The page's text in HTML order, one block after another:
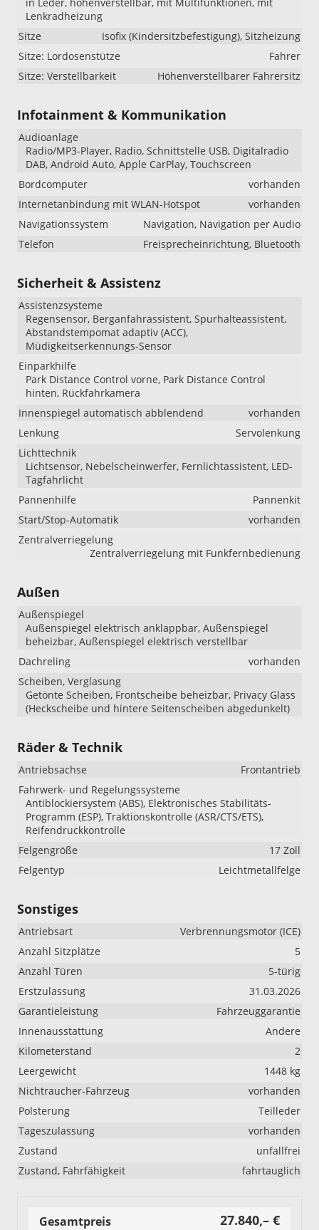
Lenkradheizung
Sitze
Isofix (Kindersitzbefestigung), Sitzheizung
Sitze: Lordosenstütze
Fahrer
Sitze: Verstellbarkeit
Höhenverstellbarer Fahrersitz
Infotainment & Kommunikation
Audioanlage
Radio/MP3-Player, Radio, Schnittstelle USB, Digitalradio
DAB, Android Auto, Apple CarPlay, Touchscreen
Bordcomputer
vorhanden
Internetanbindung mit WLAN-Hotspot
vorhanden
Navigationssystem
Navigation, Navigation per Audio
Telefon
Freisprecheinrichtung, Bluetooth
Sicherheit & Assistenz
Assistenzsysteme
Regensensor, Berganfahrassistent, Spurhalteassistent,
Abstandstempomat adaptiv (ACC),
Müdigkeitserkennungs-Sensor
Einparkhilfe
Park Distance Control vorne, Park Distance Control
hinten, Rückfahrkamera
Innenspiegel automatisch abblendend
vorhanden
Lenkung
Servolenkung
Lichttechnik
Lichtsensor, Nebelscheinwerfer, Fernlichtassistent, LED-
Tagfahrlicht
Pannenhilfe
Pannenkit
Start/Stop-Automatik
vorhanden
Zentralverriegelung
Zentralverriegelung mit Funkfernbedienung
Außen
Außenspiegel
Außenspiegel elektrisch anklappbar, Außenspiegel
beheizbar, Außenspiegel elektrisch verstellbar
Dachreling
vorhanden
Scheiben, Verglasung
Getönte Scheiben, Frontscheibe beheizbar, Privacy Glass
(Heckscheibe und hintere Seitenscheiben abgedunkelt)
Räder & Technik
Antriebsachse
Frontantrieb
Fahrwerk- und Regelungssysteme
Antiblockiersystem (ABS), Elektronisches Stabilitäts-
Programm (ESP), Traktionskontrolle (ASR/CTS/ETS),
Reifendruckkontrolle
Felgengröße
17 Zoll
Felgentyp
Leichtmetallfelge
Sonstiges
Antriebsart
Verbrennungsmotor (ICE)
Anzahl Sitzplätze
5
Anzahl Türen
5-türig
Erstzulassung
31.03.2026
Garantieleistung
Fahrzeuggarantie
Innenausstattung
Andere
Kilometerstand
2
Leergewicht
1448 kg
Nichtraucher-Fahrzeug
vorhanden
Polsterung
Teilleder
Tageszulassung
vorhanden
Zustand
unfallfrei
Zustand, Fahrfähigkeit
fahrtauglich
Gesamtpreis 27.840,– €